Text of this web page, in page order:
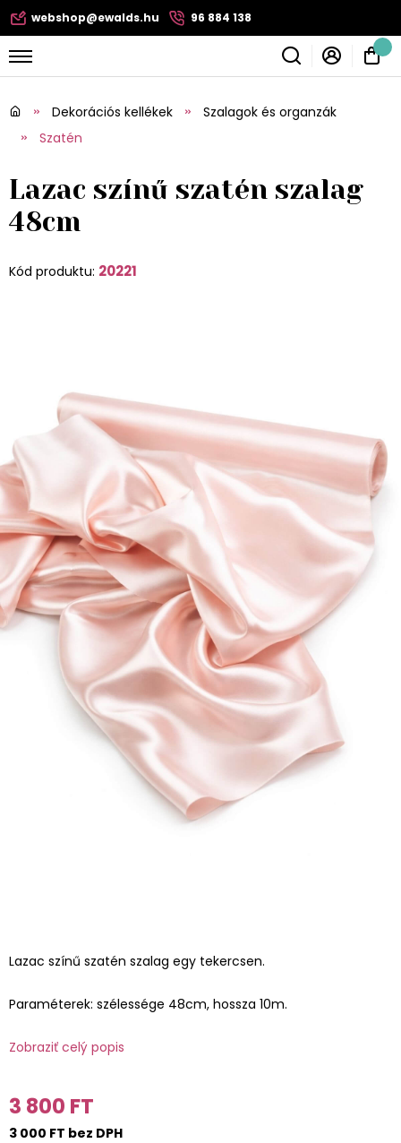
webshop@ewalds.hu 96 884 138
Dekorációs kellékek
Szalagok és organzák
Szatén
Lazac színű szatén szalag
48cm
Kód produktu: 20221
Lazac színű szatén szalag egy tekercsen.
Paraméterek: szélessége 48cm, hossza 10m.
Zobraziť celý popis
3 800 FT
3 000 FT bez DPH